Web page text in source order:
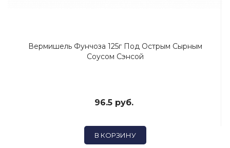
Вермишель Фунчоза 125г Под Острым Сырным
Соусом Сэнсой
96.5 руб.
В КОРЗИНУ